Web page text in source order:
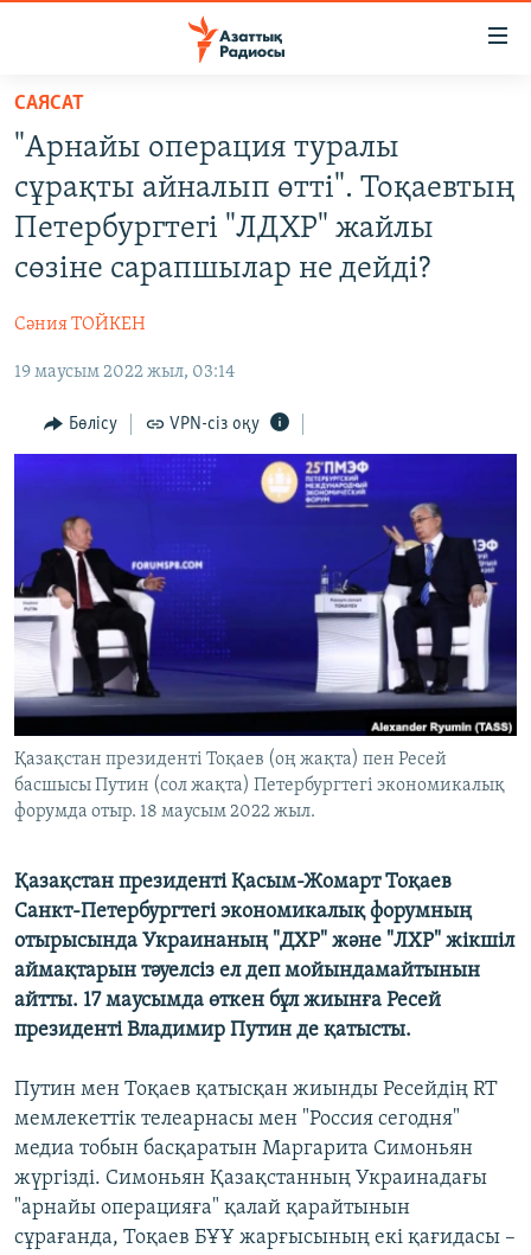
Skip
main
content
Skip
to
main
Skip
to
ЖАҢАЛЫҚТАР
САЯСАТ
AZATTYQTV
ҚАҢТАР ОҚИҒАСЫ
ӘЛЕМ
АРНАЙЫ ЖОБАЛАР
Русский
ЖАЗЫЛЫҢЫЗ
Басқа тілдерде
САЯСАТ
"Арнайы операция туралы
сұрақты айналып өтті". Тоқаевтың
Петербургтегі "ЛДХР" жайлы
сөзіне сарапшылар не дейді?
Сәния ТОЙКЕН
19 маусым 2022 жыл, 03:14
Бөлісу VPN-сіз оқу
Қазақстан президенті Тоқаев (оң жақта) пен Ресей
басшысы Путин (сол жақта) Петербургтегі экономикалық
форумда отыр. 18 маусым 2022 жыл.
Қазақстан президенті Қасым-Жомарт Тоқаев
Санкт-Петербургтегі экономикалық форумның
отырысында Украинаның "ДХР" және "ЛХР" жікшіл
аймақтарын тәуелсіз ел деп мойындамайтынын
айтты. 17 маусымда өткен бұл жиынға Ресей
президенті Владимир Путин де қатысты.
Путин мен Тоқаев қатысқан жиынды Ресейдің RT
мемлекеттік телеарнасы мен "Россия сегодня"
медиа тобын басқаратын Маргарита Симоньян
жүргізді. Симоньян Қазақстанның Украинадағы
"арнайы операцияға" қалай қарайтынын
сұрағанда, Тоқаев БҰҰ жарғысының екі қағидасы –